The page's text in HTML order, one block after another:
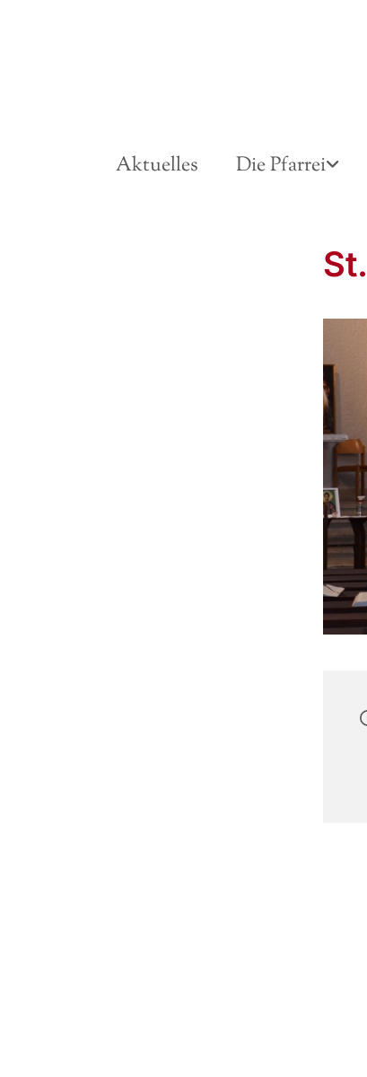
Aktuelles Die Pfarrei